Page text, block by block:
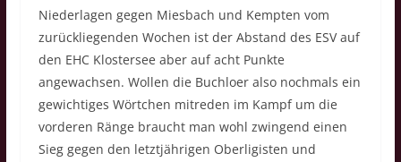
Niederlagen gegen Miesbach und Kempten vom
zurückliegenden Wochen ist der Abstand des ESV auf
den EHC Klostersee aber auf acht Punkte
angewachsen. Wollen die Buchloer also nochmals ein
gewichtiges Wörtchen mitreden im Kampf um die
vorderen Ränge braucht man wohl zwingend einen
Sieg gegen den letztjährigen Oberligisten und